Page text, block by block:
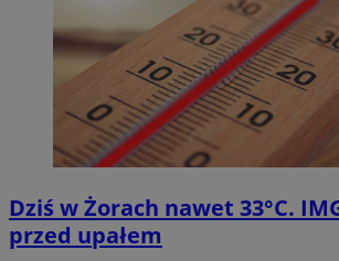
Dziś w Żorach nawet 33°C.
przed upałem